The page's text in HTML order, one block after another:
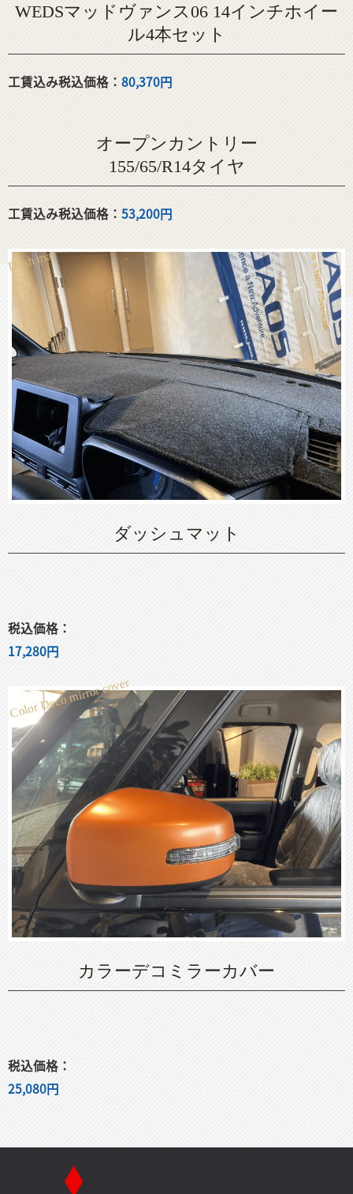
WEDSマッドヴァンス06 14インチホイー
ル4本セット
工賃込み税込価格： 80,370円
オープンカントリー
155/65/R14タイヤ
工賃込み税込価格： 53,200円
Dash mat
ダッシュマット
税込価格：
17,280円
Color Deco mirror cover
カラーデコミラーカバー
税込価格：
25,080円